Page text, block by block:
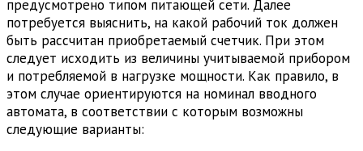
предусмотрено типом питающей сети. Далее
потребуется выяснить, на какой рабочий ток должен
быть рассчитан приобретаемый счетчик. При этом
следует исходить из величины учитываемой прибором
и потребляемой в нагрузке мощности. Как правило, в
этом случае ориентируются на номинал вводного
автомата, в соответствии с которым возможны
следующие варианты: